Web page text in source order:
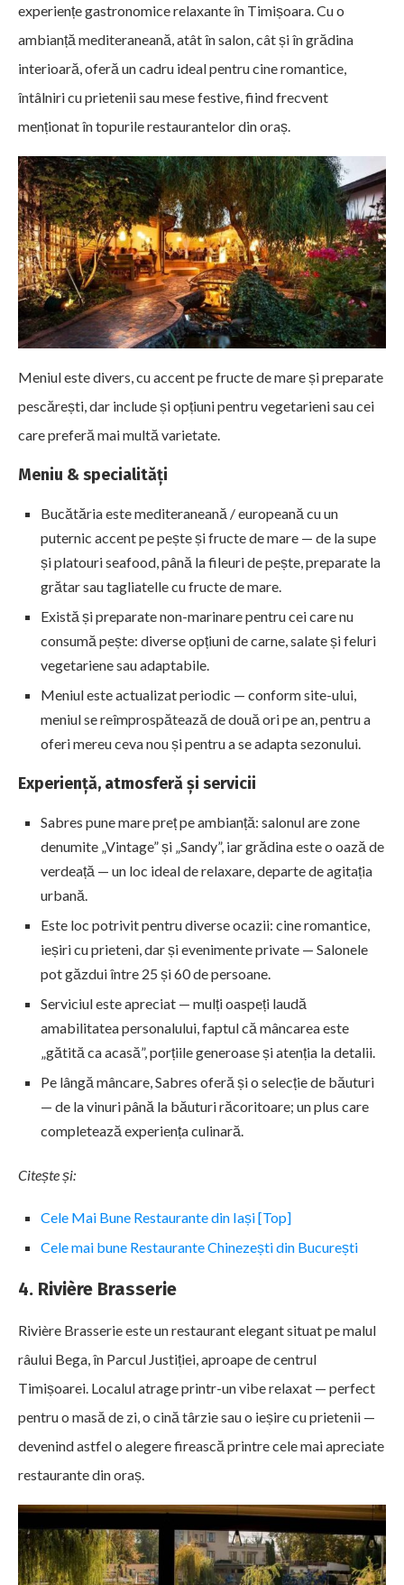
experiențe gastronomice relaxante în Timișoara. Cu o
ambianță mediteraneană, atât în salon, cât și în grădina
interioară, oferă un cadru ideal pentru cine romantice,
întâlniri cu prietenii sau mese festive, fiind frecvent
menționat în topurile restaurantelor din oraș.
Meniul este divers, cu accent pe fructe de mare și preparate
pescărești, dar include și opțiuni pentru vegetarieni sau cei
care preferă mai multă varietate.
Meniu & specialități
Bucătăria este mediteraneană / europeană cu un
puternic accent pe pește și fructe de mare — de la supe
și platouri seafood, până la fileuri de pește, preparate la
grătar sau tagliatelle cu fructe de mare.
Există și preparate non-marinare pentru cei care nu
consumă pește: diverse opțiuni de carne, salate și feluri
vegetariene sau adaptabile.
Meniul este actualizat periodic — conform site-ului,
meniul se reîmprospătează de două ori pe an, pentru a
oferi mereu ceva nou și pentru a se adapta sezonului.
Experiență, atmosferă și servicii
Sabres pune mare preț pe ambianță: salonul are zone
denumite „Vintage” și „Sandy”, iar grădina este o oază de
verdeață — un loc ideal de relaxare, departe de agitația
urbană.
Este loc potrivit pentru diverse ocazii: cine romantice,
ieșiri cu prieteni, dar și evenimente private — Salonele
pot găzdui între 25 și 60 de persoane.
Serviciul este apreciat — mulți oaspeți laudă
amabilitatea personalului, faptul că mâncarea este
„gătită ca acasă”, porțiile generoase și atenția la detalii.
Pe lângă mâncare, Sabres oferă și o selecție de băuturi
— de la vinuri până la băuturi răcoritoare; un plus care
completează experiența culinară.
Citește și:
Cele Mai Bune Restaurante din Iași [Top]
Cele mai bune Restaurante Chinezești din București
4. Rivière Brasserie
Rivière Brasserie este un restaurant elegant situat pe malul
râului Bega, în Parcul Justiției, aproape de centrul
Timișoarei. Localul atrage printr-un vibe relaxat — perfect
pentru o masă de zi, o cină târzie sau o ieșire cu prietenii —
devenind astfel o alegere firească printre cele mai apreciate
restaurante din oraș.